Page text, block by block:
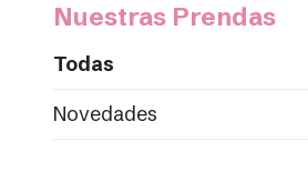
Nuestras Prendas
Todas
Novedades